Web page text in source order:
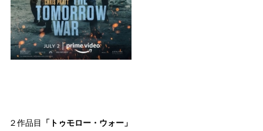
２作品目 「トゥモロー・ウォー」